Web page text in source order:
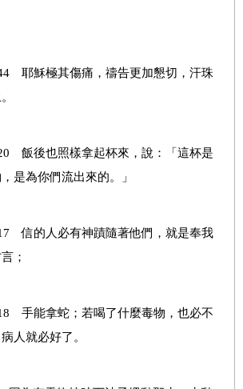
耶穌極其傷痛，禱告更加懇切，汗珠
飯後也照樣拿起杯來，說：「這杯是
是為你們流出來的。」
17 信的人必有神蹟隨著他們，就是奉我
；
手能拿蛇；若喝了什麼毒物，也必不
人就必好了。